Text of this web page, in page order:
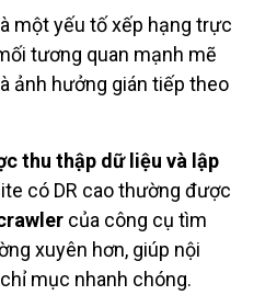
một yếu tố xếp hạng trực
tương quan mạnh mẽ
ảnh hưởng gián tiếp theo
thu thập dữ liệu và lập
có DR cao thường được
của công cụ tìm
xuyên hơn, giúp nội
mục nhanh chóng.